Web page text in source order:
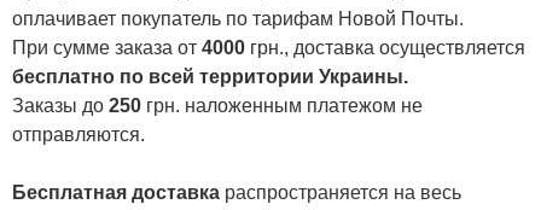
оплачивает покупатель по тарифам Новой Почты.
При сумме заказа от 4000 грн., доставка осуществляется
бесплатно по всей территории Украины.
Заказы до 250 грн. наложенным платежом не
отправляются.
Бесплатная доставка распространяется на весь